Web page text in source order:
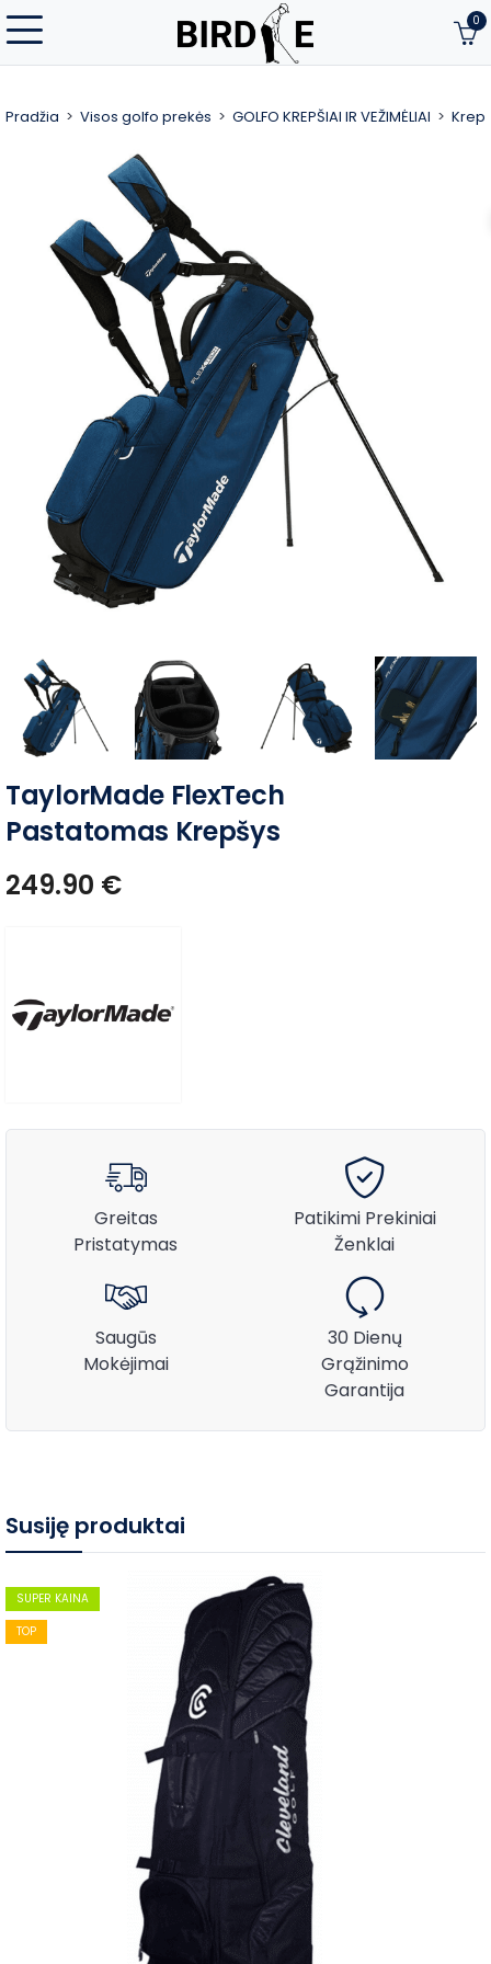
0
Pradžia Visos golfo prekės GOLFO KREPŠIAI IR VEŽIMĖLIAI
TaylorMade FlexTech
Pastatomas Krepšys
249.90 €
Greitas
Pristatymas
Patikimi Prekiniai
Ženklai
Saugūs
Mokėjimai
30 Dienų
Grąžinimo
Garantija
Susiję produktai
SUPER KAINA
TOP